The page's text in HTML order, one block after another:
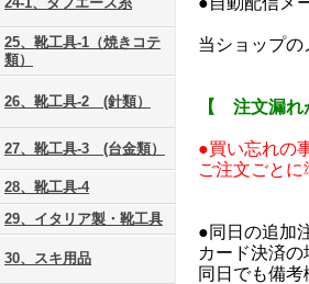
25、靴工具-1（焼きコテ
類）
26、靴工具-2 (針類）
27、靴工具-3 (台金類）
28、靴工具-4
29、イタリア製・靴工具
30、スキ用品
当ショップ
【 注文漏れ
●買い忘れの
ご注文ごとに
●同日の追加
カード決済の
同日でも備考